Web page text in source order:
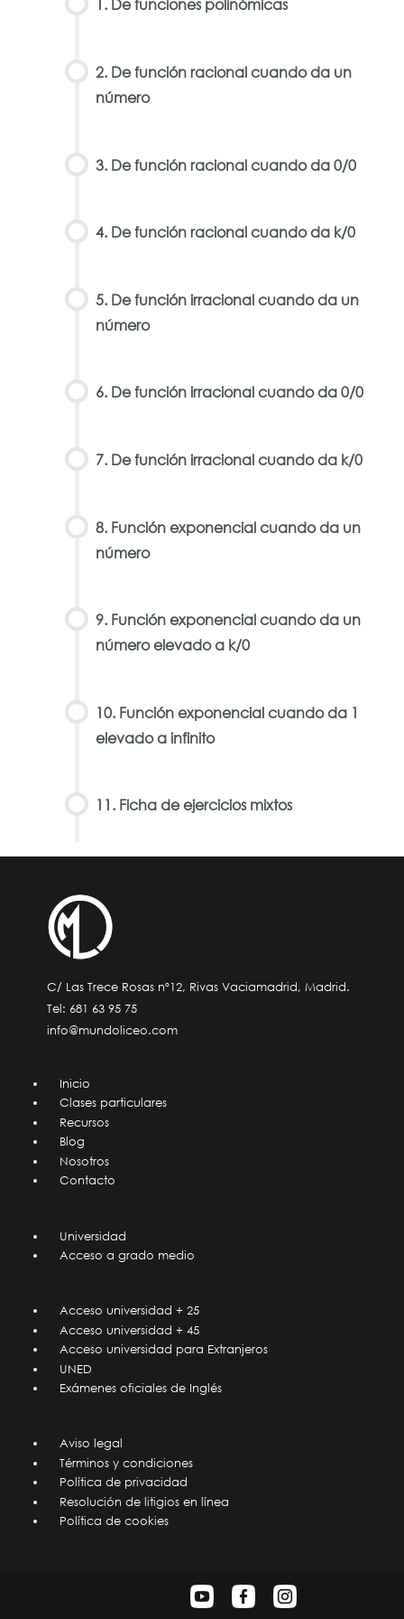
1. De funciones polinómicas
2. De función racional cuando da un
número
3. De función racional cuando da 0/0
4. De función racional cuando da k/0
5. De función irracional cuando da un
número
6. De función irracional cuando da 0/0
7. De función irracional cuando da k/0
8. Función exponencial cuando da un
número
9. Función exponencial cuando da un
número elevado a k/0
10. Función exponencial cuando da 1
elevado a infinito
11. Ficha de ejercicios mixtos
C/ Las Trece Rosas nº12, Rivas Vaciamadrid, Madrid.
Tel: 681 63 95 75
info@mundoliceo.com
Inicio
Clases particulares
Recursos
Blog
Nosotros
Contacto
Universidad
Acceso a grado medio
Acceso universidad + 25
Acceso universidad + 45
Acceso universidad para Extranjeros
UNED
Exámenes oficiales de Inglés
Aviso legal
Términos y condiciones
Política de privacidad
Resolución de litigios en línea
Política de cookies